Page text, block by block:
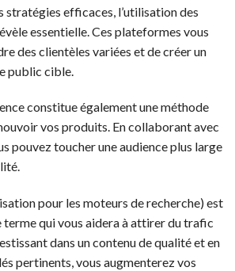
stratégies efficaces, l’utilisation des
essentielle. Ces plateformes vous
des clientèles variées et de créer un
public cible.
constitue également une méthode
vos produits. En collaborant avec
pouvez toucher une audience plus large
pour les moteurs de recherche) est
terme qui vous aidera à attirer du trafic
dans un contenu de qualité et en
pertinents, vous augmenterez vos